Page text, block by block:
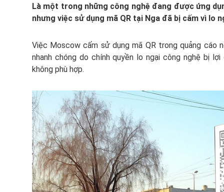
Là một trong những công nghệ đang được ứng
nhưng việc sử dụng mã QR tại Nga đã bị cấm vì lo
Việc Moscow cấm sử dụng mã QR trong quảng cáo
nhanh chóng do chính quyền lo ngại công nghệ bị
không phù hợp.